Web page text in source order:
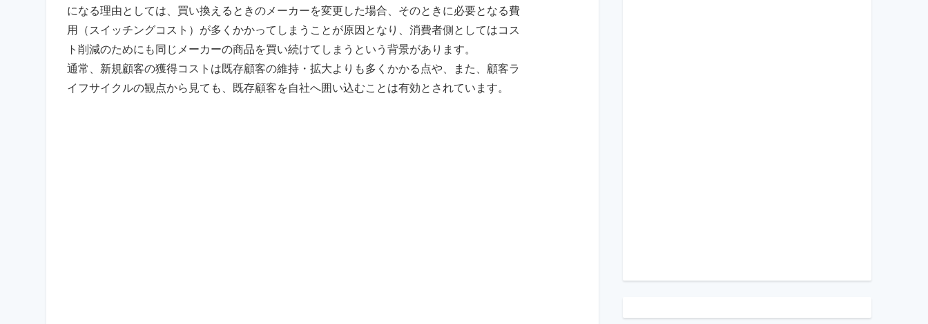
になる理由としては、買い換えるときのメーカーを変更した場合、そのときに必要となる費
用（スイッチングコスト）が多くかかってしまうことが原因となり、消費者側としてはコス
ト削減のためにも同じメーカーの商品を買い続けてしまうという背景があります。
通常、新規顧客の獲得コストは既存顧客の維持・拡大よりも多くかかる点や、また、顧客ラ
イフサイクルの観点から見ても、既存顧客を自社へ囲い込むことは有効とされています。